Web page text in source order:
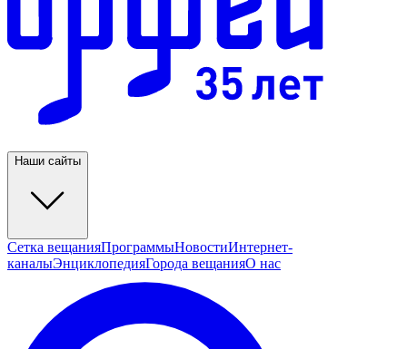
Наши сайты
Сетка вещанияПрограммыНовостиИнтернет-
каналыЭнциклопедияГорода вещанияО нас